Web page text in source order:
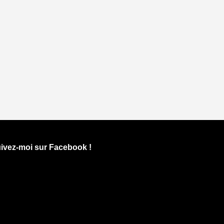
moi sur Facebook !